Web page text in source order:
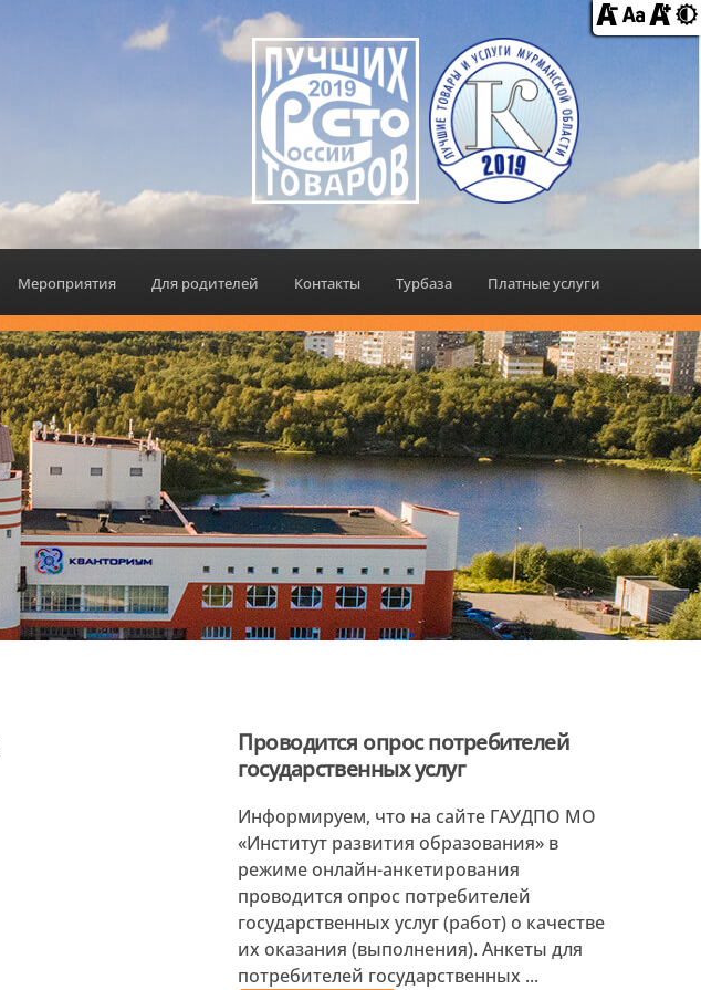
Мероприятия Для родителей Контакты Турбаза Платные услуги
Проводится опрос потребителей
государственных услуг
Информируем, что на сайте ГАУДПО МО
«Институт развития образования» в
режиме онлайн-анкетирования
проводится опрос потребителей
государственных услуг (работ) о качестве
их оказания (выполнения). Анкеты для
потребителей государственных ...